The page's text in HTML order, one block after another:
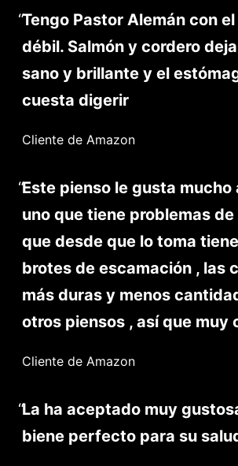
Tengo Pastor Alemán con
débil. Salmón y cordero
sano y brillante y el
cuesta digerir
Cliente de Amazon
Este pienso le gusta mucho
uno que tiene problemas
que desde que lo toma
brotes de escamación , las
más duras y menos
otros piensos , así que muy
Cliente de Amazon
La ha aceptado muy
biene perfecto para su